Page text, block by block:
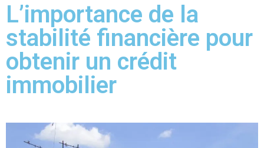
L’importance de la
stabilité financière pour
obtenir un crédit
immobilier